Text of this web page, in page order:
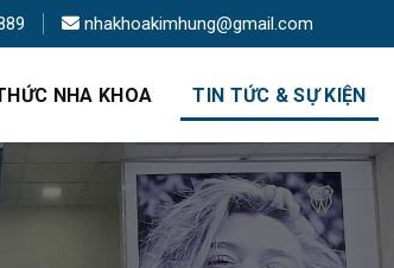
nhakhoakimhung@gmail.com
NHA KHOA TIN TỨC & SỰ KIỆN